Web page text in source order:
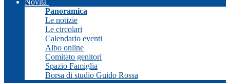
Novità
Panoramica
Le notizie
Le circolari
Calendario eventi
Albo online
Comitato genitori
Spazio Famiglia
Borsa di studio Guido Rossa